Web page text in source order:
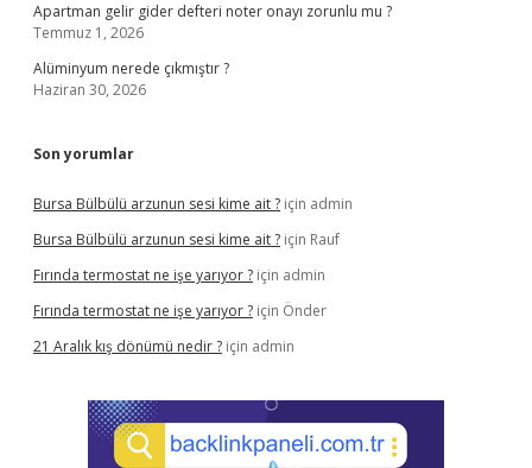
Apartman gelir gider defteri noter onayı zorunlu mu ?
Temmuz 1, 2026
Alüminyum nerede çıkmıştır ?
Haziran 30, 2026
Son yorumlar
Bursa Bülbülü arzunun sesi kime ait ? için admin
Bursa Bülbülü arzunun sesi kime ait ? için Rauf
Fırında termostat ne işe yarıyor ? için admin
Fırında termostat ne işe yarıyor ? için Önder
21 Aralık kış dönümü nedir ? için admin